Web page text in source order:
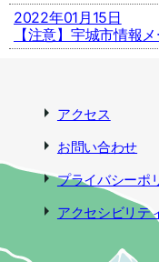
2022年01月15日
【注意】宇城市情報
アクセス
お問い合わせ
プライバシーポ
アクセシビリテ